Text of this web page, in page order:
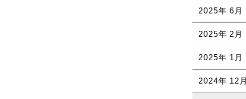
2025年 6月
2025年 2月
2025年 1月
2024年 12月